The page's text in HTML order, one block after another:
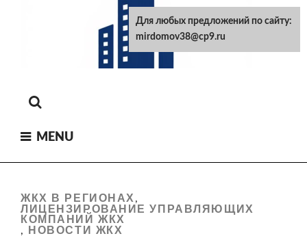
MENU
ЖКХ В РЕГИОНАХ ,
ЛИЦЕНЗИРОВАНИЕ УПРАВЛЯЮЩИХ
КОМПАНИЙ ЖКХ
, НОВОСТИ ЖКХ
Для любых предложений по сайту:
mirdomov38@cp9.ru